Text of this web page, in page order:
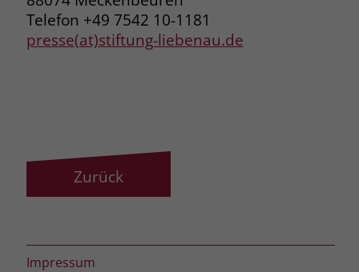
Telefon +49 7542 10-1181
presse(at)stiftung-liebenau.de
Zurück
Impressum
Zweck
Es enthält Informationen darüber,
welche Werbeanzeige geklickt wurde,
sodass erzielte Erfolge wie z.B.
Anbieter
Laufzeit 3 Monate